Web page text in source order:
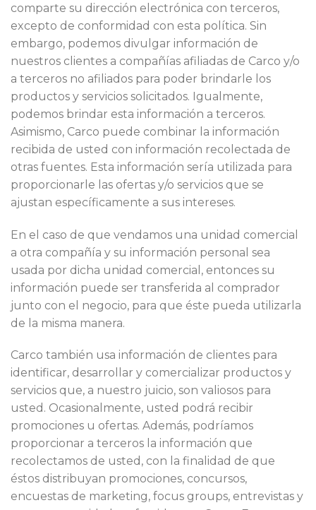
comparte su dirección electrónica con terceros,
excepto de conformidad con esta política. Sin
embargo, podemos divulgar información de
nuestros clientes a compañías afiliadas de Carco y/o
a terceros no afiliados para poder brindarle los
productos y servicios solicitados. Igualmente,
podemos brindar esta información a terceros.
Asimismo, Carco puede combinar la información
recibida de usted con información recolectada de
otras fuentes. Esta información sería utilizada para
proporcionarle las ofertas y/o servicios que se
ajustan específicamente a sus intereses.
En el caso de que vendamos una unidad comercial
a otra compañía y su información personal sea
usada por dicha unidad comercial, entonces su
información puede ser transferida al comprador
junto con el negocio, para que éste pueda utilizarla
de la misma manera.
Carco también usa información de clientes para
identificar, desarrollar y comercializar productos y
servicios que, a nuestro juicio, son valiosos para
usted. Ocasionalmente, usted podrá recibir
promociones u ofertas. Además, podríamos
proporcionar a terceros la información que
recolectamos de usted, con la finalidad de que
éstos distribuyan promociones, concursos,
encuestas de marketing, focus groups, entrevistas y